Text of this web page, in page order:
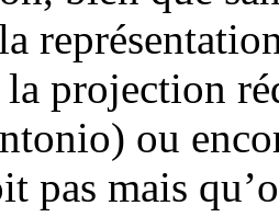
la projection
ou
pas mais